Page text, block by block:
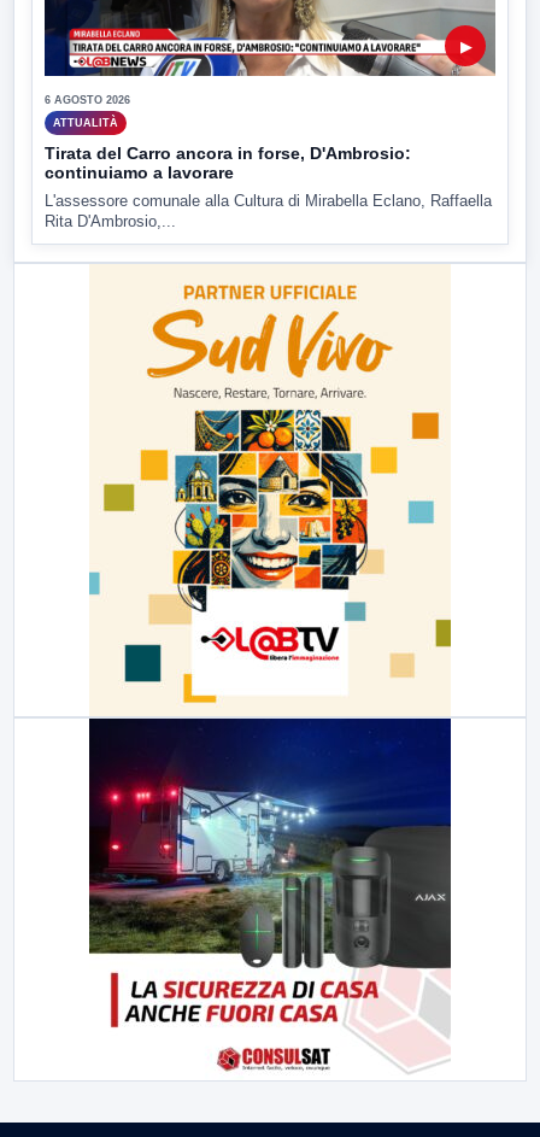
▶
6 AGOSTO 2026
ATTUALITÀ
Tirata del Carro ancora in forse, D'Ambrosio:
continuiamo a lavorare
L'assessore comunale alla Cultura di Mirabella Eclano, Raffaella
Rita D'Ambrosio,...